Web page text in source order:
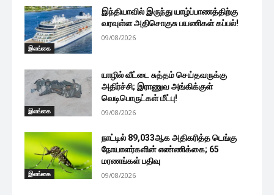
இலங்கை
இந்தியாவில் இருந்து யாழ்ப்பாணத்திற்கு
வரவுள்ள அதிசொகுசு பயணிகள் கப்பல்!
09/08/2026
இலங்கை
யாழில் வீட்டை சுத்தம் செய்தவருக்கு
அதிர்ச்சி; இராணுவ அங்கிக்குள்
வெடிபொருட்கள் மீட்பு!
09/08/2026
இலங்கை
நாட்டில் 89,033ஆக அதிகரித்த டெங்கு
நோயாளர்களின் எண்ணிக்கை; 65
மரணங்கள் பதிவு
09/08/2026